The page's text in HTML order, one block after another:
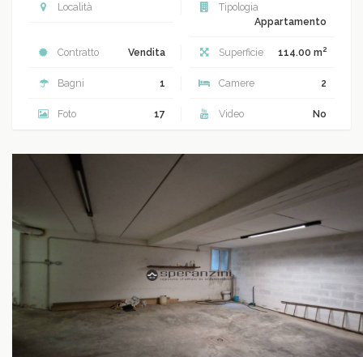
Località
Tipologia
Appartamento
Contratto Vendita Superficie 114.00 m2
Bagni 1 Camere 2
Foto 17 Video No